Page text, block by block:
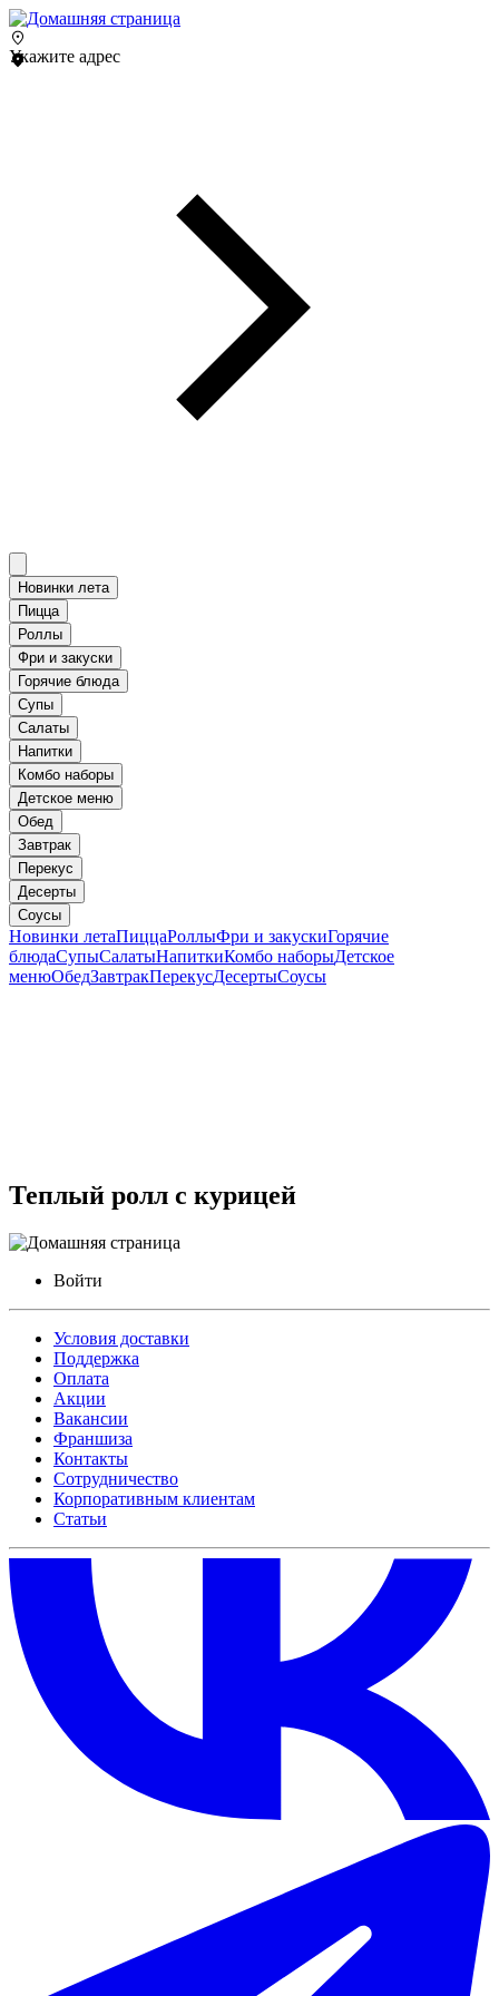
Укажите адрес
Новинки лета
Пицца
Роллы
Фри и закуски
Горячие блюда
Супы
Салаты
Напитки
Комбо наборы
Детское меню
Обед
Завтрак
Перекус
Десерты
Соусы
Новинки летаПиццаРоллыФри и закускиГорячие
блюдаСупыСалатыНапиткиКомбо наборыДетское
менюОбедЗавтракПерекусДесертыСоусы
Теплый ролл с курицей
Войти
Условия доставки
Поддержка
Оплата
Акции
Вакансии
Франшиза
Контакты
Сотрудничество
Корпоративным клиентам
Статьи